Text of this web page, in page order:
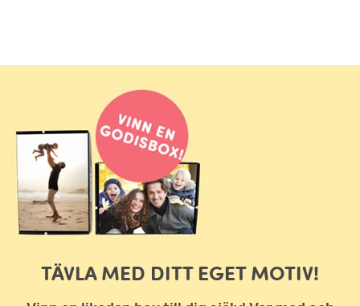
TÄVLA MED DITT EGET MOTIV!